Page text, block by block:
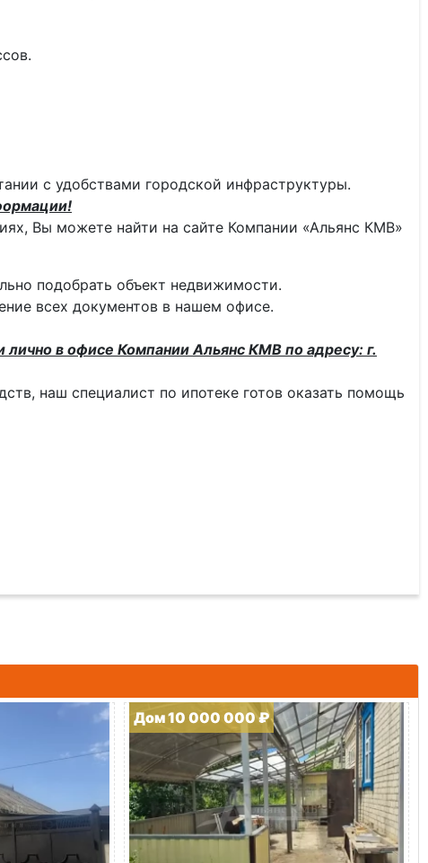
с удобствами городской инфраструктуры.
Вы можете найти на сайте Компании «Альянс КМВ»
подобрать объект недвижимости.
всех документов в нашем офисе.
лично в офисе Компании Альянс КМВ по адресу: г.
наш специалист по ипотеке готов оказать помощь
Дом 10 000 000 ₽